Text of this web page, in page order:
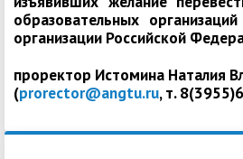
образовательных
организации Российской
проректор Истомина Наталия
(prorector@angtu.ru, т.